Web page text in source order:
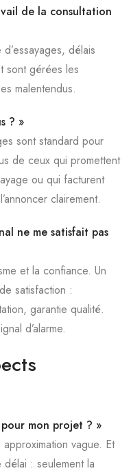
de la consultation
délais
sont gérées les
malentendus.
? »
sont standard pour
de ceux qui promettent
ou qui facturent
clairement.
ne me satisfait pas
et la confiance. Un
satisfaction :
garantie qualité.
d’alarme.
mon projet ? »
vague. Et
: seulement la